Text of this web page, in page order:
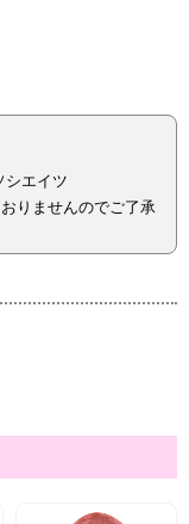
シエイツ
りませんのでご了承